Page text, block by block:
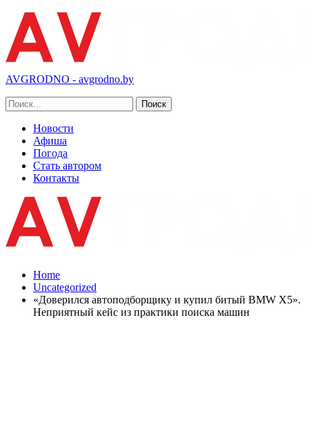
AVGRODNO - avgrodno.by
Новости
Афиша
Погода
Стать автором
Контакты
Home
Uncategorized
«Доверился автоподборщику и купил битый BMW Х5».
Неприятный кейс из практики поиска машин